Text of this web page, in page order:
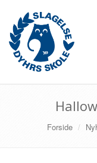
Forside